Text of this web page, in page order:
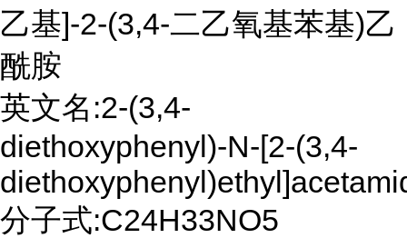
乙基]-2-(3,4-二乙氧基苯基)乙
酰胺
英文名:2-(3,4-
diethoxyphenyl)-N-[2-(3,4-
分子式:C24H33NO5